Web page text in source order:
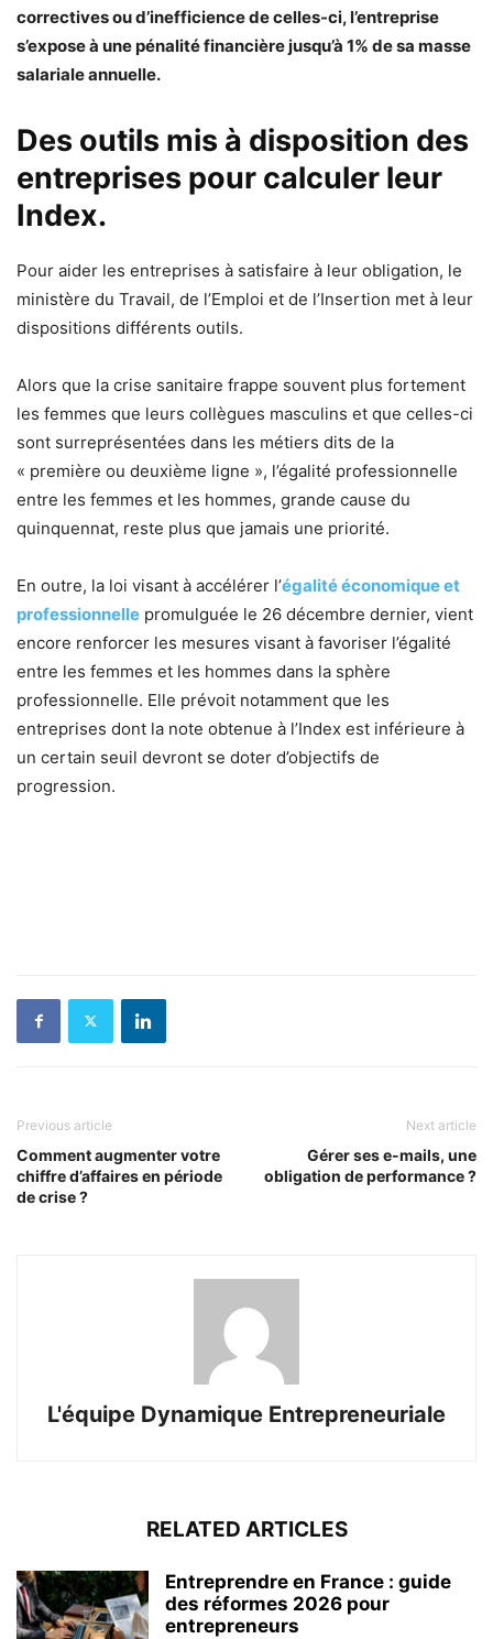
correctives ou d’inefficience de celles-ci, l’entreprise
s’expose à une pénalité financière jusqu’à 1% de sa masse
salariale annuelle.
Des outils mis à disposition des
entreprises pour calculer leur
Index.
Pour aider les entreprises à satisfaire à leur obligation, le
ministère du Travail, de l’Emploi et de l’Insertion met à leur
dispositions différents outils.
Alors que la crise sanitaire frappe souvent plus fortement
les femmes que leurs collègues masculins et que celles-ci
sont surreprésentées dans les métiers dits de la
« première ou deuxième ligne », l’égalité professionnelle
entre les femmes et les hommes, grande cause du
quinquennat, reste plus que jamais une priorité.
En outre, la loi visant à accélérer l’égalité économique et
professionnelle promulguée le 26 décembre dernier, vient
encore renforcer les mesures visant à favoriser l’égalité
entre les femmes et les hommes dans la sphère
professionnelle. Elle prévoit notamment que les
entreprises dont la note obtenue à l’Index est inférieure à
un certain seuil devront se doter d’objectifs de
progression.
Previous article
Comment augmenter votre
chiffre d’affaires en période
de crise ?
Next article
Gérer ses e-mails, une
obligation de performance ?
L'équipe Dynamique Entrepreneuriale
RELATED ARTICLES
Entreprendre en France : guide
des réformes 2026 pour
entrepreneurs